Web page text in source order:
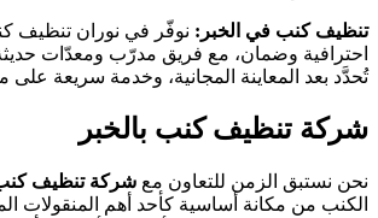
تنظيف كنب في الخبر: نوفّر في نوران تنظيف
احترافية وضمان، مع فريق مدرّب ومعدّات
تُحدَّد بعد المعاينة المجانية، وخدمة سريعة على
شركة تنظيف كنب بالخبر
نحن نستبق الزمن للتعاون مع شركة تنظيف كنب
الكنب من مكانة أساسية كأحد أهم المنقولات